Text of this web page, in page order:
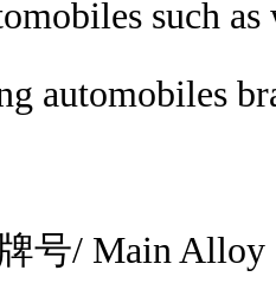
such
automobiles
号/ Main Alloy